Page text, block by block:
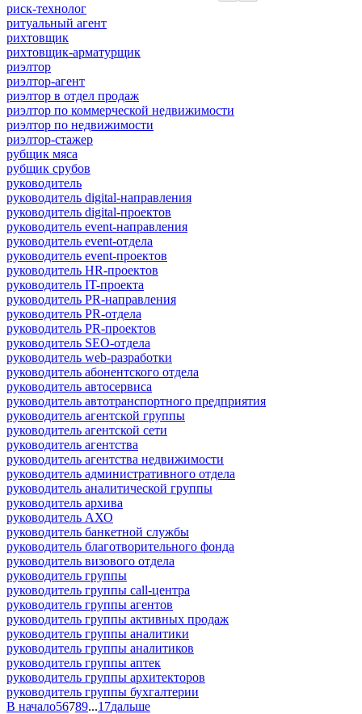
риск-технолог
ритуальный агент
рихтовщик
рихтовщик-арматурщик
риэлтор
риэлтор-агент
риэлтор в отдел продаж
риэлтор по коммерческой недвижимости
риэлтор по недвижимости
риэлтор-стажер
рубщик мяса
рубщик срубов
руководитель
руководитель digital-направления
руководитель digital-проектов
руководитель event-направления
руководитель event-отдела
руководитель event-проектов
руководитель HR-проектов
руководитель IT-проекта
руководитель PR-направления
руководитель PR-отдела
руководитель PR-проектов
руководитель SEO-отдела
руководитель web-разработки
руководитель абонентского отдела
руководитель автосервиса
руководитель автотранспортного предприятия
руководитель агентской группы
руководитель агентской сети
руководитель агентства
руководитель агентства недвижимости
руководитель административного отдела
руководитель аналитической группы
руководитель архива
руководитель АХО
руководитель банкетной службы
руководитель благотворительного фонда
руководитель визового отдела
руководитель группы
руководитель группы call-центра
руководитель группы агентов
руководитель группы активных продаж
руководитель группы аналитики
руководитель группы аналитиков
руководитель группы аптек
руководитель группы архитекторов
руководитель группы бухгалтерии
В начало56789...17дальше